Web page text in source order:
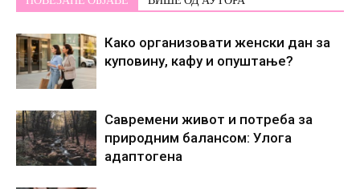
Како организовати женски дан за
куповину, кафу и опуштање?
Савремени живот и потреба за
природним балансом: Улога
адаптогена